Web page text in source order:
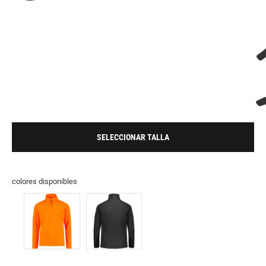
SELECCIONAR TALLA
colores disponibles